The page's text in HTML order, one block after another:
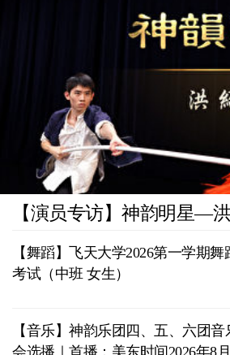
【演员专访】神韵明星—
【舞蹈】飞天大学2026第一学期舞
考试（中班 女生）
【音乐】神韵乐团四、五、六团音